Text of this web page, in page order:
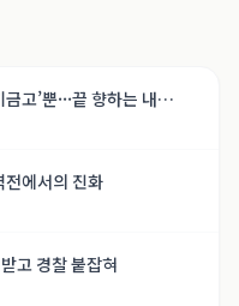
고’뿐···끝 향하는 내
란의 기록]
에서의 진화
고 경찰 붙잡혀